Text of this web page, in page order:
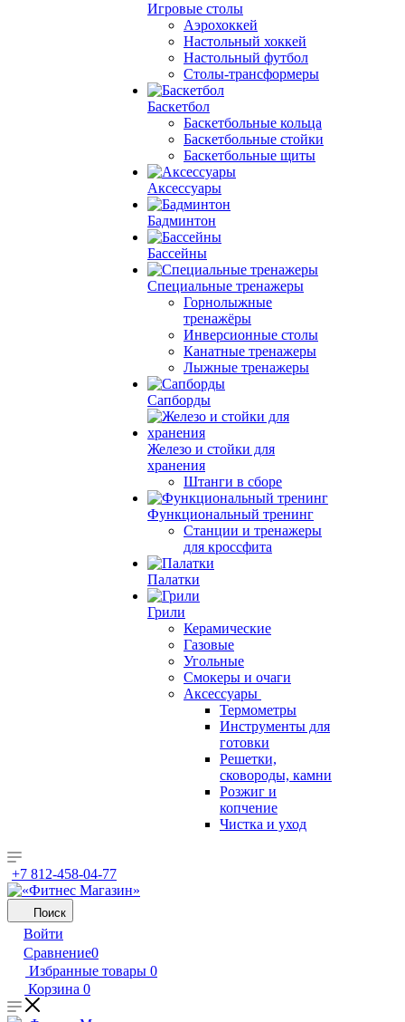
Игровые столы
Аэрохоккей
Настольный хоккей
Настольный футбол
Столы-трансформеры
Баскетбол
Баскетбольные кольца
Баскетбольные стойки
Баскетбольные щиты
Аксессуары
Бадминтон
Бассейны
Специальные тренажеры
Горнолыжные
тренажёры
Инверсионные столы
Канатные тренажеры
Лыжные тренажеры
Сапборды
Железо и стойки для
хранения
Штанги в сборе
Функциональный тренинг
Станции и тренажеры
для кроссфита
Палатки
Грили
Керамические
Газовые
Угольные
Смокеры и очаги
Аксессуары
Термометры
Инструменты для
готовки
Решетки,
сковороды, камни
Розжиг и
копчение
Чистка и уход
+7 812-458-04-77
Поиск
Войти
Сравнение0
Избранные товары 0
Корзина 0